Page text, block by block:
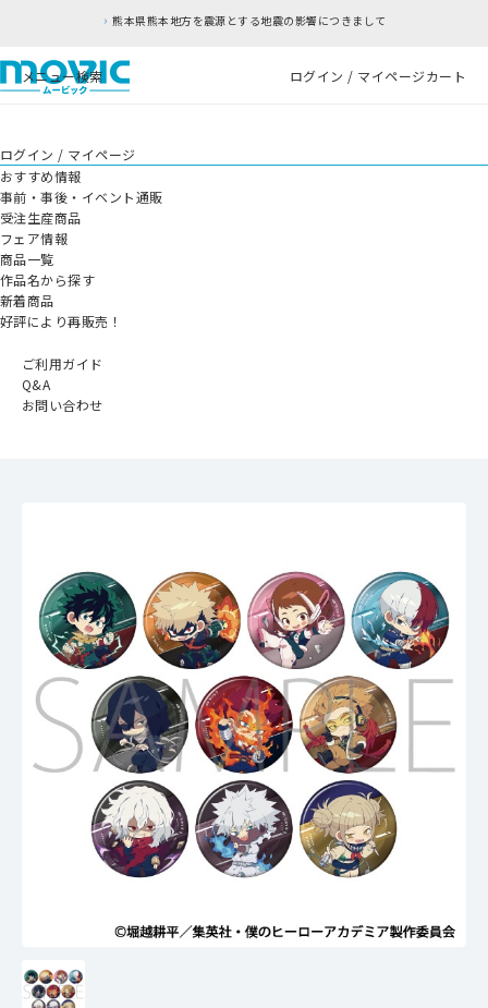
熊本県熊本地方を震源とする地震の影響につきまして
メニュー検索 ログイン / マイページカート
ログイン / マイページ
おすすめ情報
事前・事後・イベント通販
受注生産商品
フェア情報
商品一覧
作品名から探す
新着商品
好評により再販売！
ご利用ガイド
Q&A
お問い合わせ